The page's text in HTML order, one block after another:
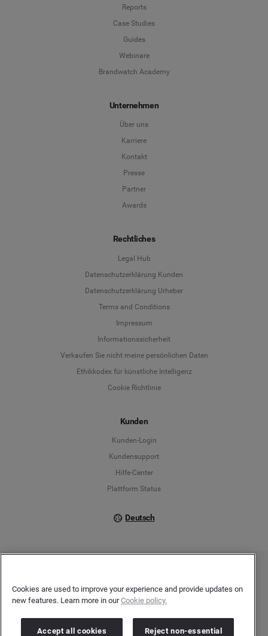
Reports
Case Studies
Guides
Webinare
Brandwatch Academy
Unternehmen
Über uns
Karriere
Kontakt
Presse
Partner
Awards
Rechtliches
Legal Hub
Datenschutzerklärung Kunden
Datenschutzerklärung Urheber
Terms and Conditions
Impressum
Informationssicherheit
Verkaufen Sie nicht meine persönlichen Daten
Ethikkodex für künstliche Intelligenz
Cookie Richtlinie
Kunden
Kunden-Login
Kundensupport
Hilfe-Center
Plattform Status
Deutsch
Deutsch
English
60549 Frankfurt/Main
Registergericht: Amtsgericht Frankfurt am Main | Registernummer: HRB 138083 |
Umsatzsteuer-Identifikationsnummer: DE278408482
Cookies are used to improve your experience and provide updates on
new features. Learn more in ourCookie policy.
Accept all cookies Reject non-essential